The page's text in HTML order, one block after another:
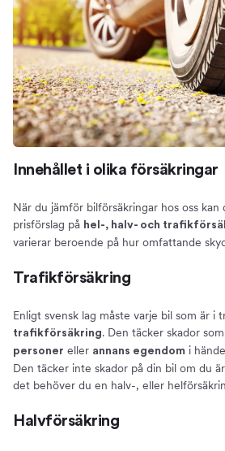
Innehållet i olika försäkringar
När du jämför bilförsäkringar hos oss kan
prisförslag på hel-, halv- och
varierar beroende på hur omfattande
Trafikförsäkring
Enligt svensk lag måste varje bil som är i
trafikförsäkring. Den täcker skador
personer eller annans egendom i
Den täcker inte skador på din bil om du
det behöver du en halv-, eller
Halvförsäkring